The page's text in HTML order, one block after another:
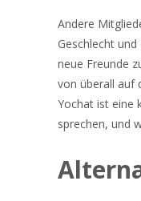
Andere
Geschlecht
neue Freunde
von überall auf
Yochat ist eine
sprechen, und